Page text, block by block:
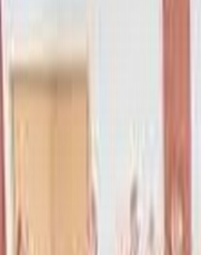
KLOBUKI (Niko